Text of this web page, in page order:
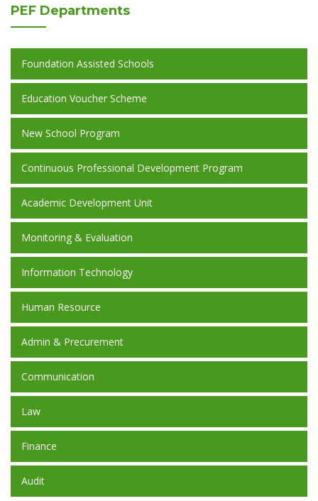
PEF Departments
Foundation Assisted Schools
Education Voucher Scheme
New School Program
Continuous Professional Development Program
Academic Development Unit
Monitoring & Evaluation
Information Technology
Human Resource
Admin & Precurement
Communication
Law
Finance
Audit